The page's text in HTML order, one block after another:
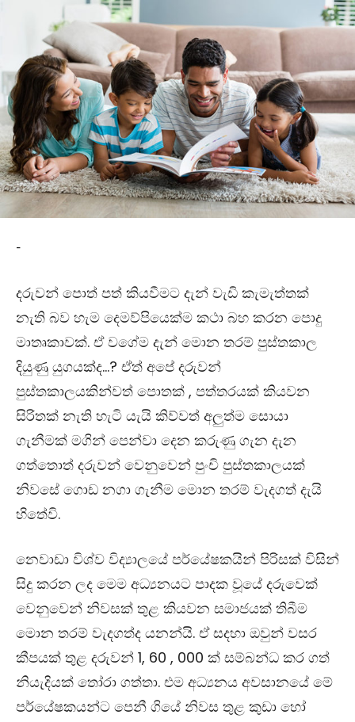
-
දරුවන් පොත් පත් කියවීමට දැන් වැඩි කැමැත්තක්
නැති බව හැම දෙමව්පියෙක්ම කථා බහ කරන පොදු
මාතෘකාවක්. ඒ වගේම දැන් මොන තරම් පුස්තකාල
දියුණු යුගයක්ද…? ඒත් අපේ දරුවන්
පුස්තකාලයකින්වත් පොතක් , පත්තරයක් කියවන
සිරිතක් නැති හැටි යැයි කිව්වත් අලුත්ම සොයා
ගැනීමක් මගින් පෙන්වා දෙන කරුණු ගැන දැන
ගත්තොත් දරුවන් වෙනුවෙන් පුංචි පුස්තකාලයක්
නිවසේ ගොඩ නගා ගැනීම මොන තරම් වැදගත් දැයි
හිතේවි.
නෙවාඩා විශ්ව විද්‍යාලයේ පර්යේෂකයින් පිරිසක් විසින්
සිදු කරන ලද මෙම අධ්‍යනයට පාදක වූයේ දරුවෙක්
වෙනුවෙන් නිවසක් තුළ කියවන සමාජයක් තිබීම
මොන තරම් වැදගත්ද යනන්යි. ඒ සදහා ඔවුන් වසර
කීපයක් තුළ දරුවන් 1, 60 , 000 ක් සම්බන්ධ කර ගත්
නියැදියක් තෝරා ගත්තා. එම අධ්‍යනය අවසානයේ මේ
පර්යේෂකයන්ට පෙනී ගියේ නිවස තුළ කුඩා හෝ